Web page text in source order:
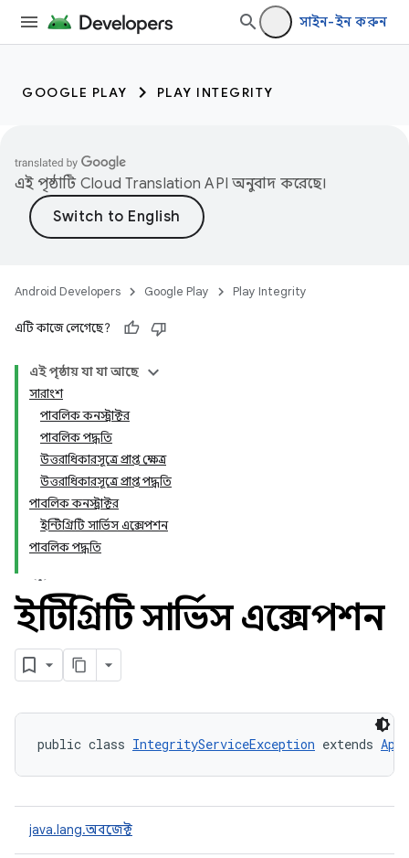
সাইন-ইন করুন
GOOGLE PLAY PLAY INTEGRITY
এই পৃষ্ঠাটি Cloud Translation API অনুবাদ করেছে।
Android Developers Google Play Play Integrity
এটি কাজে লেগেছে?
এই পৃষ্ঠায় যা যা আছে
সারাংশ
পাবলিক কনস্ট্রাক্টর
পাবলিক পদ্ধতি
উত্তরাধিকারসূত্রে প্রাপ্ত ক্ষেত্র
উত্তরাধিকারসূত্রে প্রাপ্ত পদ্ধতি
পাবলিক কনস্ট্রাক্টর
ইন্টিগ্রিটি সার্ভিস এক্সেপশন
পাবলিক পদ্ধতি
ইন্টিগ্রিটি সার্ভিস এক্সেপশন
public class IntegrityServiceException extends
java.lang.অবজেক্ট